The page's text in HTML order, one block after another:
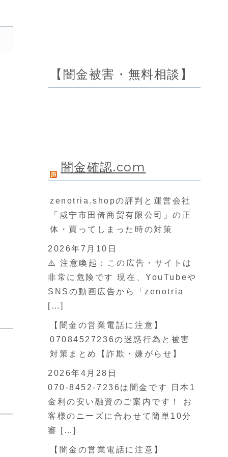
【闇金被害・無料相談】
闇金確認.com
zenotria.shopの評判と運営会社
「咸宁市田倚商贸有限公司」の正
体・買ってしまった時の対策
2026年7月10日
⚠️ 注意喚起：この広告・サイトは
非常に危険です 現在、YouTubeや
SNSの動画広告から「zenotria
[…]
【闇金の営業電話に注意】
07084527236の迷惑行為と被害
対策まとめ【詐欺・嫌がらせ】
2026年4月28日
070-8452-7236は闇金です 日本1
金利の安い融資のご案内です！ お
客様のニーズに合わせて簡単10分
審 […]
【闇金の営業電話に注意】